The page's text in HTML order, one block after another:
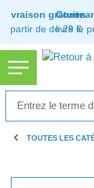
principal
Livraison gratuite
à partir de de 29 €
livré le
TOUTES LES